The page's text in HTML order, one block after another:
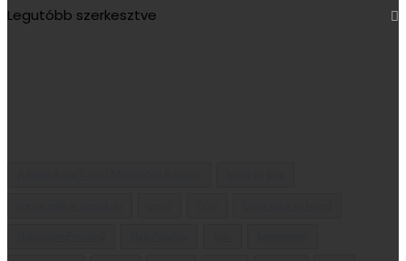
Legutóbb szerkesztve